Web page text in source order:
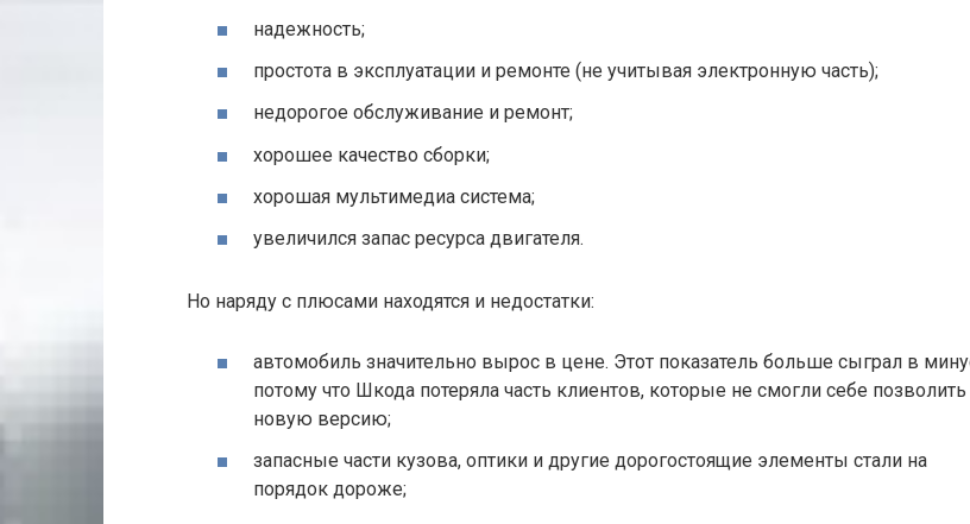
надежность;
простота в эксплуатации и ремонте (не учитывая электронную часть);
недорогое обслуживание и ремонт;
хорошее качество сборки;
хорошая мультимедиа система;
увеличился запас ресурса двигателя.
Но наряду с плюсами находятся и недостатки:
автомобиль значительно вырос в цене. Этот показатель больше сыграл в
потому что Шкода потеряла часть клиентов, которые не смогли себе позволить
новую версию;
запасные части кузова, оптики и другие дорогостоящие элементы стали на
порядок дороже;